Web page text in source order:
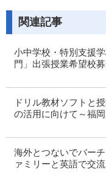
関連記事
小中学校・特別支援
門」出張授業希望校
ドリル教材ソフトと
の活用に向けて～福
海外とつないでバー
ァミリーと英語で交